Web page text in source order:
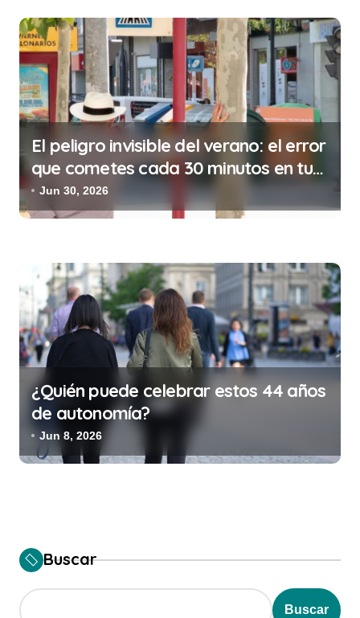
t
r
a
d
a
El peligro invisible del verano: el error
que cometes cada 30 minutos en tu
trabajo (y la ilegalidad que te puede
costar la vida)
Jun 30, 2026
¿Quién puede celebrar estos 44 años
de autonomía?
Jun 8, 2026
Buscar
Buscar